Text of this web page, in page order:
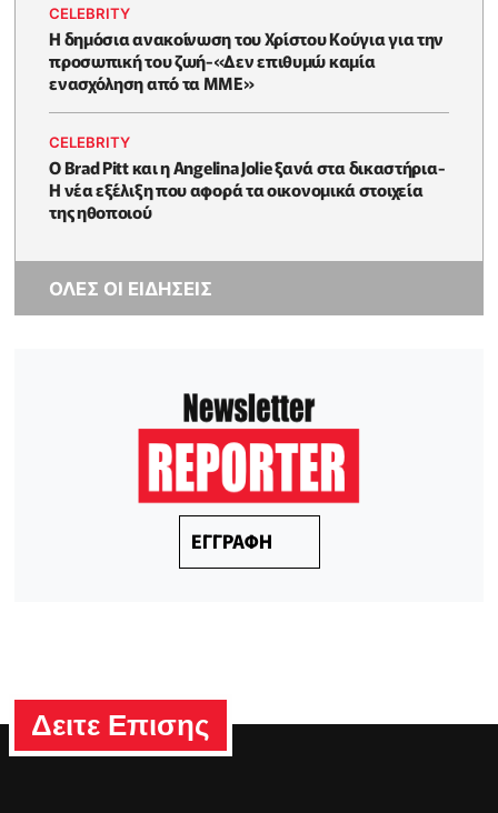
CELEBRITY
Η δημόσια ανακοίνωση του Χρίστου Κούγια για την
προσωπική του ζωή-«Δεν επιθυμώ καμία
ενασχόληση από τα ΜΜΕ»
CELEBRITY
Ο Brad Pitt και η Angelina Jolie ξανά στα δικαστήρια-
Η νέα εξέλιξη που αφορά τα οικονομικά στοιχεία
της ηθοποιού
ΟΛΕΣ ΟΙ ΕΙΔΗΣΕΙΣ
ΕΓΓΡΑΦΗ
Δειτε Επισης